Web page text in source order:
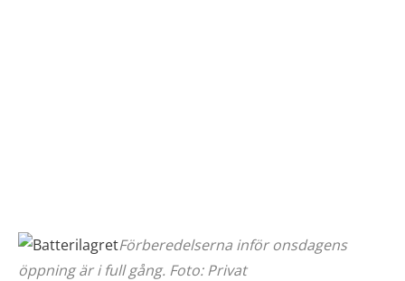
Förberedelserna inför onsdagens
öppning är i full gång. Foto: Privat